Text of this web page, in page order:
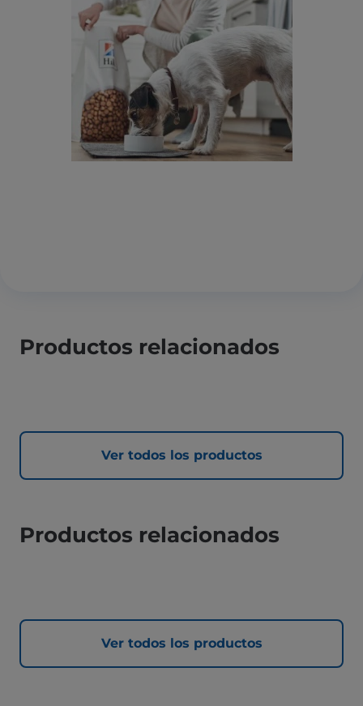
Productos relacionados
Ver todos los productos
Productos relacionados
Ver todos los productos